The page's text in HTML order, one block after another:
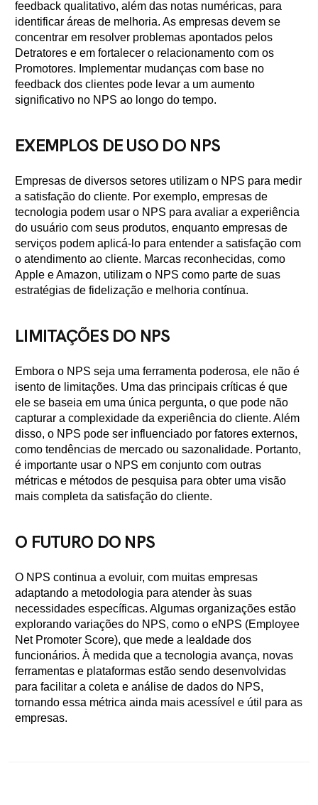
feedback qualitativo, além das notas numéricas, para
identificar áreas de melhoria. As empresas devem se
concentrar em resolver problemas apontados pelos
Detratores e em fortalecer o relacionamento com os
Promotores. Implementar mudanças com base no
feedback dos clientes pode levar a um aumento
significativo no NPS ao longo do tempo.
EXEMPLOS DE USO DO NPS
Empresas de diversos setores utilizam o NPS para medir
a satisfação do cliente. Por exemplo, empresas de
tecnologia podem usar o NPS para avaliar a experiência
do usuário com seus produtos, enquanto empresas de
serviços podem aplicá-lo para entender a satisfação com
o atendimento ao cliente. Marcas reconhecidas, como
Apple e Amazon, utilizam o NPS como parte de suas
estratégias de fidelização e melhoria contínua.
LIMITAÇÕES DO NPS
Embora o NPS seja uma ferramenta poderosa, ele não é
isento de limitações. Uma das principais críticas é que
ele se baseia em uma única pergunta, o que pode não
capturar a complexidade da experiência do cliente. Além
disso, o NPS pode ser influenciado por fatores externos,
como tendências de mercado ou sazonalidade. Portanto,
é importante usar o NPS em conjunto com outras
métricas e métodos de pesquisa para obter uma visão
mais completa da satisfação do cliente.
O FUTURO DO NPS
O NPS continua a evoluir, com muitas empresas
adaptando a metodologia para atender às suas
necessidades específicas. Algumas organizações estão
explorando variações do NPS, como o eNPS (Employee
Net Promoter Score), que mede a lealdade dos
funcionários. À medida que a tecnologia avança, novas
ferramentas e plataformas estão sendo desenvolvidas
para facilitar a coleta e análise de dados do NPS,
tornando essa métrica ainda mais acessível e útil para as
empresas.